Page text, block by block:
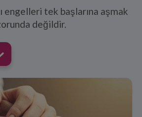
engelleri tek başlarına aşmak
değildir.